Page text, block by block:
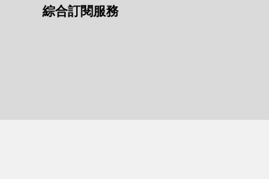
綜合訂閱服務